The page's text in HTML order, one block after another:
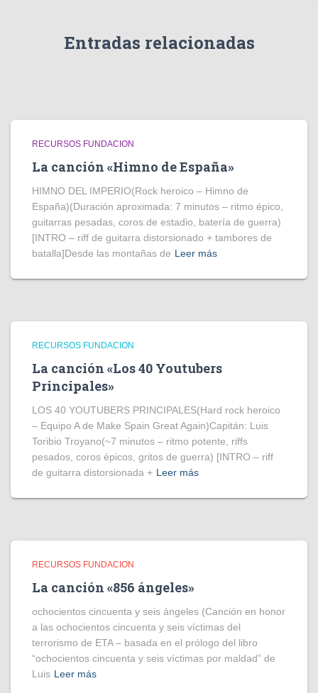
Entradas relacionadas
RECURSOS FUNDACION
La canción «Himno de España»
HIMNO DEL IMPERIO(Rock heroico – Himno de
España)(Duración aproximada: 7 minutos – ritmo épico,
guitarras pesadas, coros de estadio, batería de guerra)
[INTRO – riff de guitarra distorsionado + tambores de
batalla]Desde las montañas de Leer más
RECURSOS FUNDACION
La canción «Los 40 Youtubers
Principales»
LOS 40 YOUTUBERS PRINCIPALES(Hard rock heroico
– Equipo A de Make Spain Great Again)Capitán: Luis
Toribio Troyano(~7 minutos – ritmo potente, riffs
pesados, coros épicos, gritos de guerra) [INTRO – riff
de guitarra distorsionada + Leer más
RECURSOS FUNDACION
La canción «856 ángeles»
ochocientos cincuenta y seis ángeles (Canción en honor
a las ochocientos cincuenta y seis víctimas del
terrorismo de ETA – basada en el prólogo del libro
“ochocientos cincuenta y seis víctimas por maldad” de
Luis Leer más